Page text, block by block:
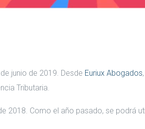
junio de 2019. Desde Euriux Abogados
Tributaria.
2018. Como el año pasado, se podrá